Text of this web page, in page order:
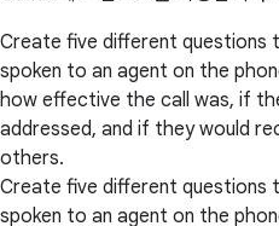
Create five different questions
spoken to an agent on the
how effective the call was, if
addressed, and if they would
others.
Create five different questions
spoken to an agent on the